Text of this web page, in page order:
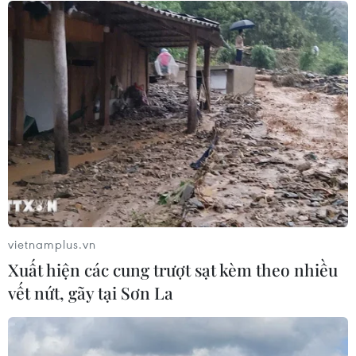
Phó Tổng Biên tập: NGUYỄN THỊ TÁM, KHÚC THANH
Sở hữu trí tuệ
Quy định sử dụng
RSS
Hỗ trợ
Ngôn ngữ
TTXVN
Dịch vụ tin
Quảng cáo
Liên hệ
Giấy phép số: 1374/GP-BTTTT do Bộ Thông tin và Truyền thông
cấp ngày 11/9/2008.
Quảng cáo: Phó TBT Nguyễn Thị Tám: 093.5958688, Email:
tamvna@gmail.com
vietnamplus.vn
Xuất hiện các cung trượt sạt kèm theo nhiều
vết nứt, gãy tại Sơn La